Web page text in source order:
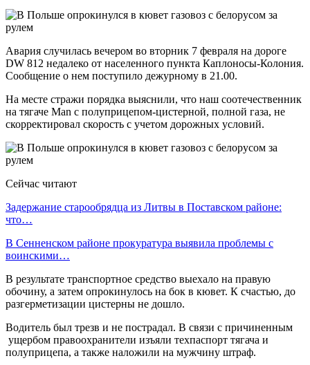
Авария случилась вечером во вторник 7 февраля на дороге
DW 812 недалеко от населенного пункта Каплоносы-Колония.
Сообщение о нем поступило дежурному в 21.00.
На месте стражи порядка выяснили, что наш соотечественник
на тягаче Man с полуприцепом-цистерной, полной газа, не
скорректировал скорость с учетом дорожных условий.
Сейчас читают
Задержание старообрядца из Литвы в Поставском районе:
что…
В Сенненском районе прокуратура выявила проблемы с
воинскими…
В результате транспортное средство выехало на правую
обочину, а затем опрокинулось на бок в кювет. К счастью, до
разгерметизации цистерны не дошло.
Водитель был трезв и не пострадал. В связи с причиненным
ущербом правоохранители изъяли техпаспорт тягача и
полуприцепа, а также наложили на мужчину штраф.